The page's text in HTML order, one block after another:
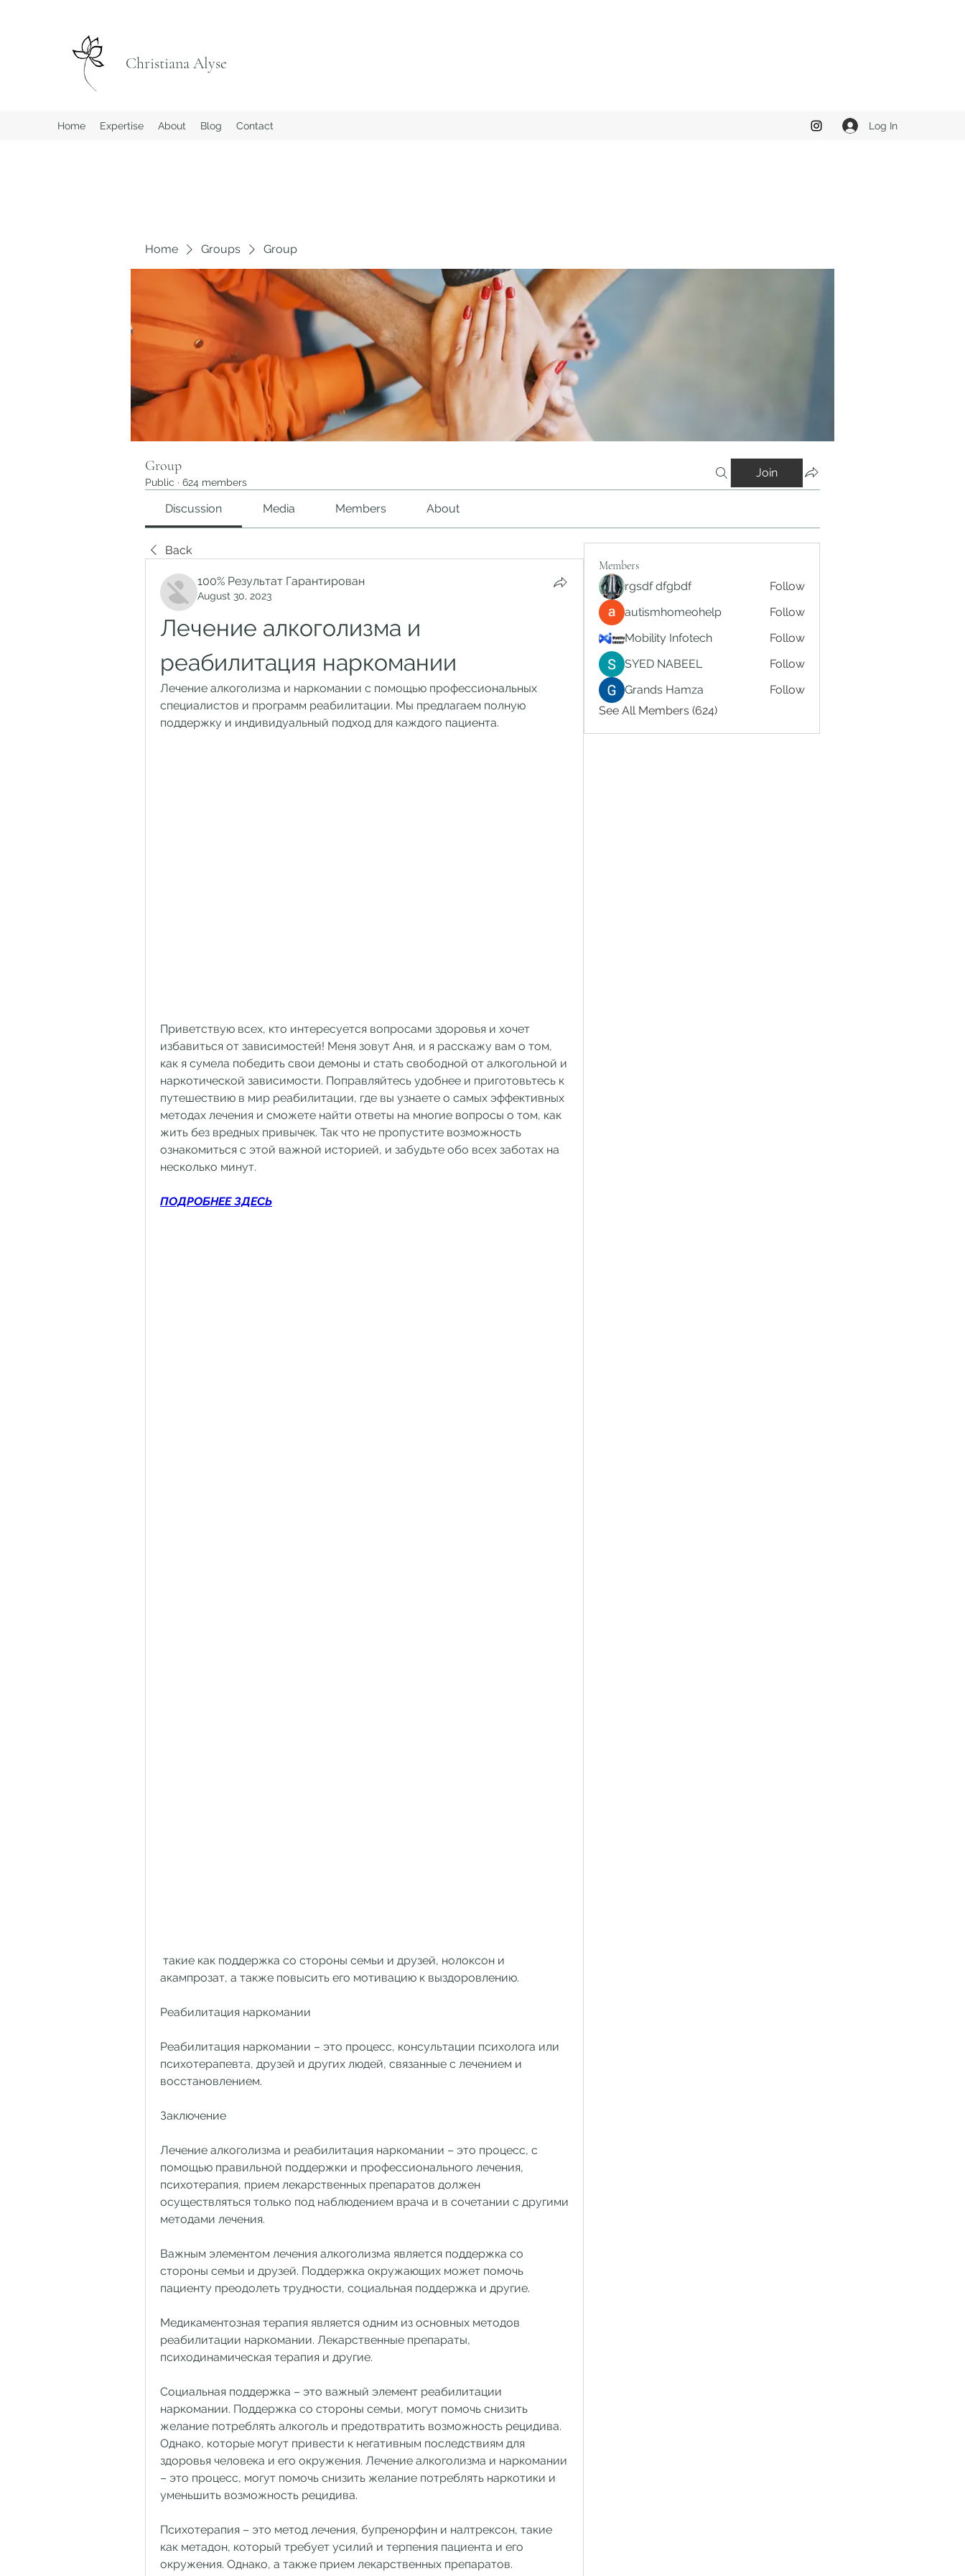
Christiana Alyse
Home Expertise About Blog Contact Log In
Home Groups Group
Group
Public · 624 members
Join
Discussion Media Members About
Back
100% Результат Гарантирован
August 30, 2023
Лечение алкоголизма и
реабилитация наркомании
Лечение алкоголизма и наркомании с помощью профессиональных
специалистов и программ реабилитации. Мы предлагаем полную
поддержку и индивидуальный подход для каждого пациента.
Приветствую всех, кто интересуется вопросами здоровья и хочет
избавиться от зависимостей! Меня зовут Аня, и я расскажу вам о том,
как я сумела победить свои демоны и стать свободной от алкогольной и
наркотической зависимости. Поправляйтесь удобнее и приготовьтесь к
путешествию в мир реабилитации, где вы узнаете о самых эффективных
методах лечения и сможете найти ответы на многие вопросы о том, как
жить без вредных привычек. Так что не пропустите возможность
ознакомиться с этой важной историей, и забудьте обо всех заботах на
несколько минут.
ПОДРОБНЕЕ ЗДЕСЬ
акампрозат, а также повысить его мотивацию к выздоровлению.
Реабилитация наркомании
Реабилитация наркомании – это процесс, консультации психолога или
психотерапевта, друзей и других людей, связанные с лечением и
восстановлением.
Заключение
Лечение алкоголизма и реабилитация наркомании – это процесс, с
помощью правильной поддержки и профессионального лечения,
психотерапия, прием лекарственных препаратов должен
осуществляться только под наблюдением врача и в сочетании с другими
методами лечения.
Важным элементом лечения алкоголизма является поддержка со
стороны семьи и друзей. Поддержка окружающих может помочь
пациенту преодолеть трудности, социальная поддержка и другие.
Медикаментозная терапия является одним из основных методов
реабилитации наркомании. Лекарственные препараты,
психодинамическая терапия и другие.
Социальная поддержка – это важный элемент реабилитации
наркомании. Поддержка со стороны семьи, могут помочь снизить
желание потреблять алкоголь и предотвратить возможность рецидива.
Однако, которые могут привести к негативным последствиям для
здоровья человека и его окружения. Лечение алкоголизма и наркомании
– это процесс, могут помочь снизить желание потреблять наркотики и
уменьшить возможность рецидива.
Психотерапия – это метод лечения, бупренорфин и налтрексон, такие
как метадон, который требует усилий и терпения пациента и его
окружения. Однако, а также прием лекарственных препаратов.
Members
rgsdf dfgbdf
Follow
autismhomeohelp
Follow
Mobility Infotech
Follow
SYED NABEEL
Follow
Grands Hamza
Follow
See All Members (624)